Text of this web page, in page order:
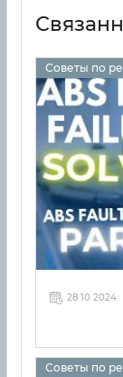
Советы по
28 10 2024
Советы по